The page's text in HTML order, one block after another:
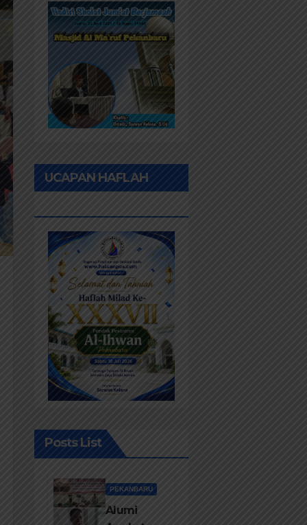
UCAPAN HAFLAH
Posts List
PEKANBARU
Alumi